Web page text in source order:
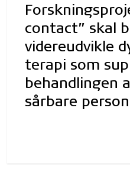
contact” skal
videreudvikle
terapi som
behandlingen
sårbare